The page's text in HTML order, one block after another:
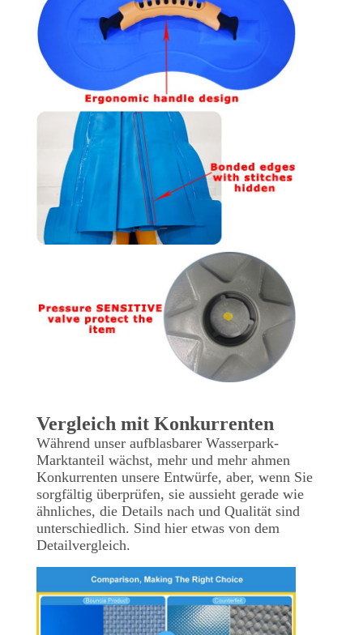
Vergleich mit Konkurrenten
Während unser aufblasbarer Wasserpark-
Marktanteil wächst, mehr und mehr ahmen
Konkurrenten unsere Entwürfe, aber, wenn Sie
sorgfältig überprüfen, sie aussieht gerade wie
ähnliches, die Details nach und Qualität sind
unterschiedlich. Sind hier etwas von dem
Detailvergleich.